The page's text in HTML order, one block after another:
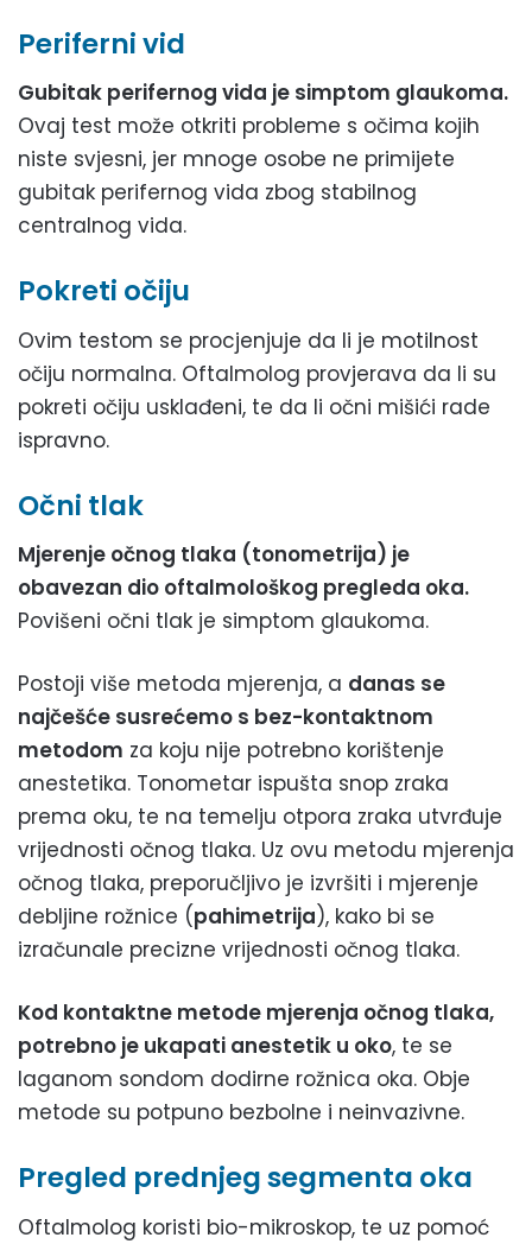
Periferni vid
Gubitak perifernog vida je simptom glaukoma.
Ovaj test može otkriti probleme s očima kojih
niste svjesni, jer mnoge osobe ne primijete
gubitak perifernog vida zbog stabilnog
centralnog vida.
Pokreti očiju
Ovim testom se procjenjuje da li je motilnost
očiju normalna. Oftalmolog provjerava da li su
pokreti očiju usklađeni, te da li očni mišići rade
ispravno.
Očni tlak
Mjerenje očnog tlaka (tonometrija) je
obavezan dio oftalmološkog pregleda oka.
Povišeni očni tlak je simptom glaukoma.
Postoji više metoda mjerenja, a danas se
najčešće susrećemo s bez-kontaktnom
metodom za koju nije potrebno korištenje
anestetika. Tonometar ispušta snop zraka
prema oku, te na temelju otpora zraka utvrđuje
vrijednosti očnog tlaka. Uz ovu metodu mjerenja
očnog tlaka, preporučljivo je izvršiti i mjerenje
debljine rožnice (pahimetrija), kako bi se
izračunale precizne vrijednosti očnog tlaka.
Kod kontaktne metode mjerenja očnog tlaka,
potrebno je ukapati anestetik u oko, te se
laganom sondom dodirne rožnica oka. Obje
metode su potpuno bezbolne i neinvazivne.
Pregled prednjeg segmenta oka
Oftalmolog koristi bio-mikroskop, te uz pomoć